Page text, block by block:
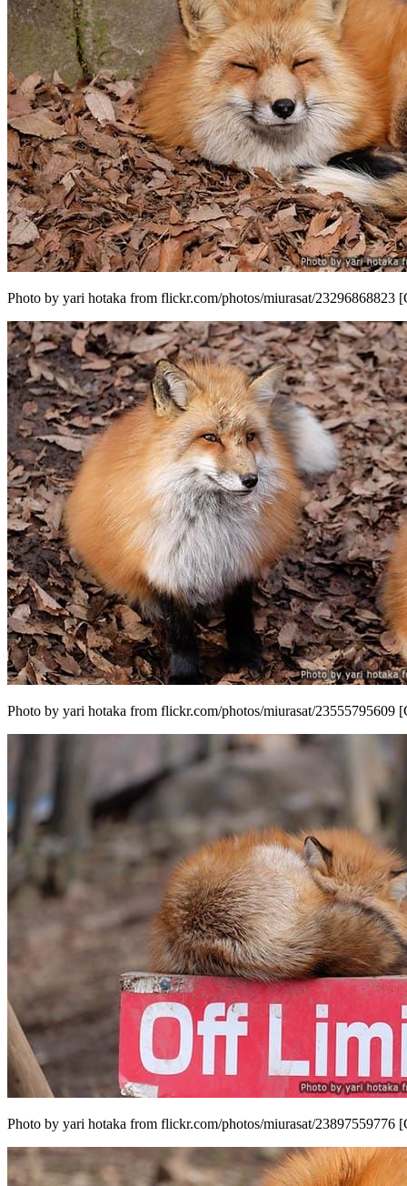
Photo by yari hotaka from flickr.com/photos/miurasat/23296868823
Photo by yari hotaka from flickr.com/photos/miurasat/23555795609
Photo by yari hotaka from flickr.com/photos/miurasat/23897559776